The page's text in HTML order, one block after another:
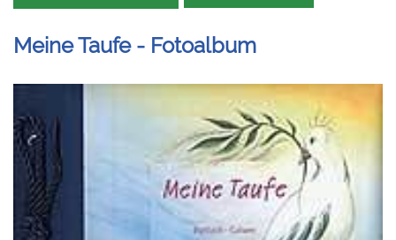
Meine Taufe - Fotoalbum